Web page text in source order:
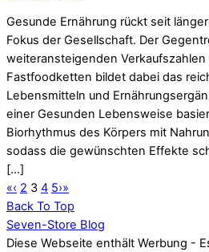
Gesunde Ernährung rückt seit
Fokus der Gesellschaft. Der
weiteransteigenden
Fastfoodketten bildet dabei das
Lebensmitteln und
einer Gesunden Lebensweise
Biorhythmus des Körpers mit
sodass die gewünschten Effekte
[…]
«‹ 2 3 4 5›»
Back To Top
Seven-Store Blog
Diese Webseite enthält Werbung -